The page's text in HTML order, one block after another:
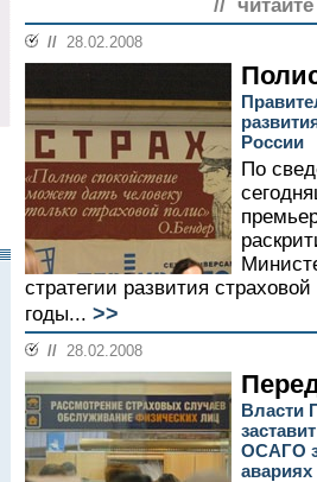
//
// 28.02.2008
России
По
стратегии развития
годы... >>
// 28.02.2008
Власти
ОСАГО
авариях